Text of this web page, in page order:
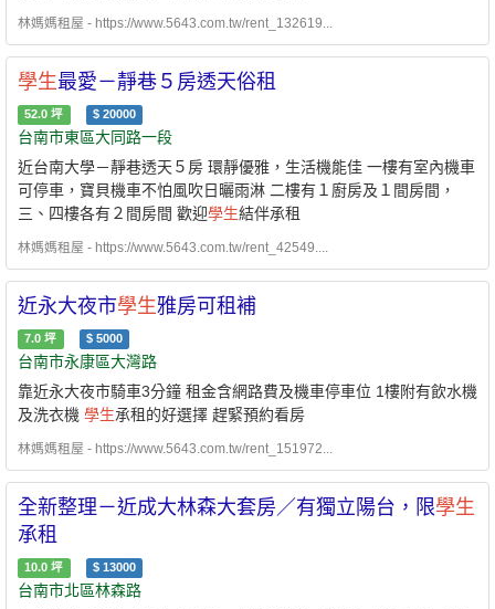
林媽媽租屋 - https://www.5643.com.tw/rent_132619...
學生最愛－靜巷５房透天俗租
52.0 坪 $ 20000
台南市東區大同路一段
近台南大學－靜巷透天５房 環靜優雅，生活機能佳 一樓有室內機車
可停車，寶貝機車不怕風吹日曬雨淋 二樓有１廚房及１間房間，
三、四樓各有２間房間 歡迎學生結伴承租
林媽媽租屋 - https://www.5643.com.tw/rent_42549....
近永大夜市學生雅房可租補
7.0 坪 $ 5000
台南市永康區大灣路
靠近永大夜市騎車3分鐘 租金含網路費及機車停車位 1樓附有飲水機
及洗衣機 學生承租的好選擇 趕緊預約看房
林媽媽租屋 - https://www.5643.com.tw/rent_151972...
全新整理－近成大林森大套房／有獨立陽台，限學生
承租
10.0 坪 $ 13000
台南市北區林森路